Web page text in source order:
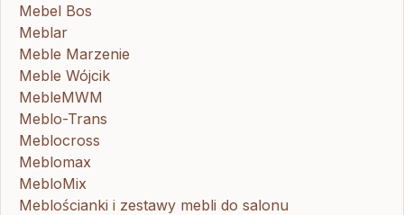
Mebel Bos
Meblar
Meble Marzenie
Meble Wójcik
MebleMWM
Meblo-Trans
Meblocross
Meblomax
MebloMix
Meblościanki i zestawy mebli do salonu